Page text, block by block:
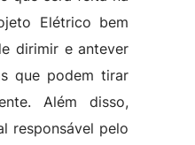
Elétrico bem
dirimir e antever
que podem tirar
Além disso,
responsável pelo